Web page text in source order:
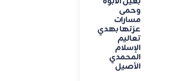
وحمى
مسارات
عزتها بهدي
تعاليم
الإسلام
المحمدي
الأصيل